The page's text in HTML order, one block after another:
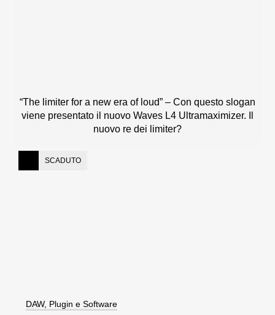
“The limiter for a new era of loud” – Con questo slogan
viene presentato il nuovo Waves L4 Ultramaximizer. Il
nuovo re dei limiter?
SCADUTO
DAW, Plugin e Software